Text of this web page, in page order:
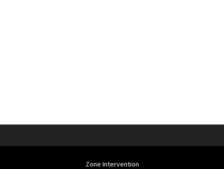
Zone Intervention